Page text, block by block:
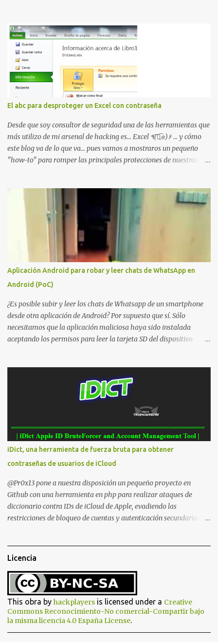
Kerberoasting o un abuso de delegaciones. Ahora llega una nueva
vulnerabilidad bautizada como Certighost (CVE-2026-54121) , una
elevación de privilegios que afecta a Microsoft Active Directory
Certificate Services y que, según Microsoft, permite que un usuario
autenticado eleve privilegios a través de la red debido a un
problema de autorización. La vulnerabilidad ha recibido una
puntuación CVSS 8.8 y ya dispone de un Proof of Concept público.
Lo interesante de Certighost no es únicamente la vulnerabilidad,
sino el objetivo final. Mientras muchos ataques contra AD CS
buscan obtener un certificado válido para ...
El abc para desproteger un Excel con contraseña
Desde que soy consultor de seguridad una de las herramientas que
más utilizo de mi arsenal de hacking es... Excel ٩(͡๏̯͡๏)۶ ... y cómo
este blog va de lo que va... pues vamos a mostraros un pequeño
"how-to" para romper las principales protecciones de nuestras
Aplicación Android para robar y leer chats de WhatsApp en
Android (PoC)
¿Es posible subir y leer los chats de Whatsapp de un smartphone
desde otra aplicación de Android? Por supuesto que sí. Sólo
necesitamos que la aplicación maliciosa haya sido instalada
aceptando los permisos para leer la tarjeta SD del dispositivo
montar nuestro propio Whatsapp Stealer y ahora Bas Bosschert
ha publicado una PoC con unas pocas modificaciones. Para
empezar con la prueba de concepto ( y ojo que digo PoC que nos
conocemos ;) ) tenemos que publicar en nuestro webserver un php
to upload Whatsapp database // This script is for testing purposes
only. $uploaddir = "/tmp/whatsapp/"; if ($_FILES["file"]["error"]
> 0) { echo "Error: " . $_FILES["file"]["error"] . "<br>"; } else {
echo "Upload: " ....
iDict, una herramienta de fuerza bruta para obtener
contraseñas de usuarios de iCloud
@Pr0x13 pone a nuestra disposición un pequeño proyecto en
Github con una herramienta en php para realizar ataques de
diccionario contra IDs de iCloud de Apple, evadiendo las
restricciones de bloqueo de cuentas y autenticación secundaria en
en XAMP ) e instalar CURL en tu SO. No olvides también habilitar
php.ini: ;extension=php_curl.dll Después ve a http://127.0.0.1/iDict/
en tu navegador web (preferiblemente Firefox , Chrome o Safari ) .
Wordlist.txt es de iBrute y satisface los requisitos de contraseña
de iCloud Su autor y por supuesto también nosotros no se hacen
responsables de su uso (comprueba las restricciones de tu país).
Actualización : publicada iDictPy, una (irónica lol!) versión en
Licencia
This obra by hackplayers is licensed under a Creative
Commons Reconocimiento-No comercial-Compartir bajo
la misma licencia 4.0 España License.